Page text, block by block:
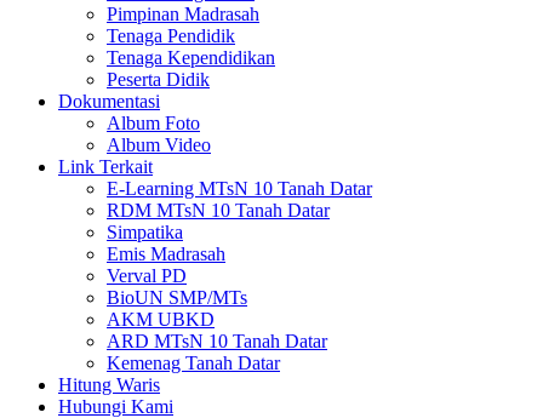
Pimpinan Madrasah
Tenaga Pendidik
Tenaga Kependidikan
Peserta Didik
Dokumentasi
Album Foto
Album Video
Link Terkait
E-Learning MTsN 10 Tanah Datar
RDM MTsN 10 Tanah Datar
Simpatika
Emis Madrasah
Verval PD
BioUN SMP/MTs
AKM UBKD
ARD MTsN 10 Tanah Datar
Kemenag Tanah Datar
Hitung Waris
Hubungi Kami